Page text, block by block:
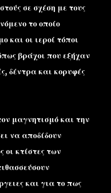
σε σχέση με τους
το οποίο
και οι ιεροί τόποι
βράχοι που εξήχαν
δέντρα και κορυφές
μαγνητισμό και την
να αποδίδουν
οι κτίστες των
και για το πως